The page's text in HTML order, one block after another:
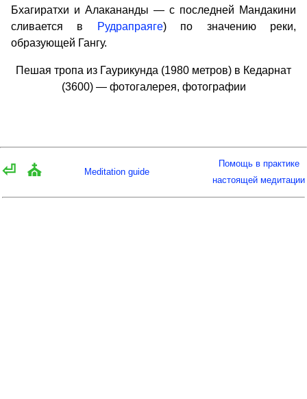
Бхагиратхи и Алакананды — с последней Мандакини
сливается в
Рудрапраяге) по значению реки,
образующей Гангу.
Пешая тропа из Гаурикунда (1980 метров) в Кедарнат
(3600) — фотогалерея, фотографии
⏎ ⛪ Meditation guide
Помощь в практике
настоящей медитации